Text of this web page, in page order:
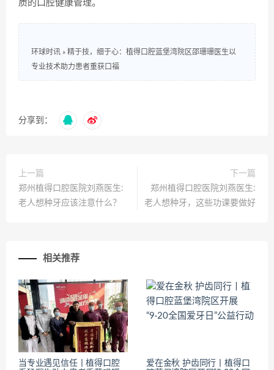
质的口腔健康管理。
环球时讯 » 精于技，细于心：植得口腔蓝堡湾院区邵珊珊医生以
专业技术助力患者重获口福
分享到：
上一篇
郑州植得口腔医院刘燕医生:
老人想种牙应该注意什么？
下一篇
郑州植得口腔医院刘燕医生:
老人想种牙，这些功课要做好
相关推荐
当专业遇见信任丨植得口腔
爱在金秋 护齿同行丨植得口